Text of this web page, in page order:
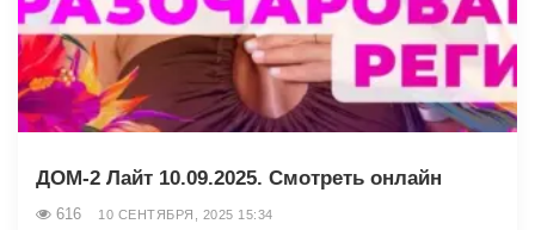
ДОМ-2 Лайт 10.09.2025. Смотреть онлайн
616 10 СЕНТЯБРЯ, 2025 15:34